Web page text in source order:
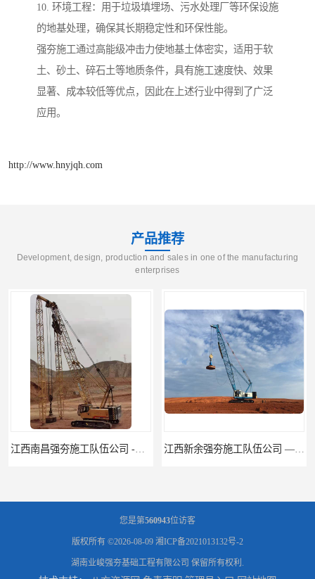
10. 环境工程：用于垃圾填埋场、污水处理厂等环保设施
的地基处理，确保其长期稳定性和环保性能。
强夯施工通过高能级冲击力使地基土体密实，适用于软
土、砂土、碎石土等地质条件，具有施工速度快、效果
显著、成本较低等优点，因此在上述行业中得到了广泛
应用。
http://www.hnyjqh.com
产品推荐
Development, design, production and sales in one of the manufacturing
enterprises
江西南昌强夯施工队伍公司 -湖南业峻强夯基础工程 江西新余强夯施工队伍公司 —业峻强夯基础工程
您是第560943位访客
版权所有 ©2026-08-09 湘ICP备2021013132号-2
湖南业峻强夯基础工程有限公司 保留所有权利.